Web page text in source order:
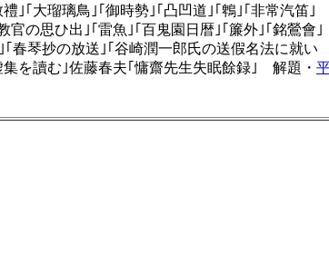
｣｢大瑠璃鳥｣｢御時勢｣｢凸凹道｣｢鵯｣｢非常汽笛｣
官の思ひ出｣｢雷魚｣｢百鬼園日暦｣｢簾外｣｢銘鶯會｣
春琴抄の放送｣｢谷崎潤一郎氏の送假名法に就い
を讀む｣佐藤春夫｢慵齋先生失眠餘録｣ 解題・